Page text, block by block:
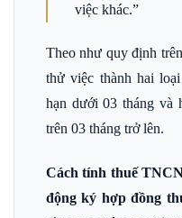
việc khác.”
Theo như quy định
thử việc thành hai
hạn dưới 03 tháng và
trên 03 tháng trở lên.
Cách tính thuế
động ký hợp đồng